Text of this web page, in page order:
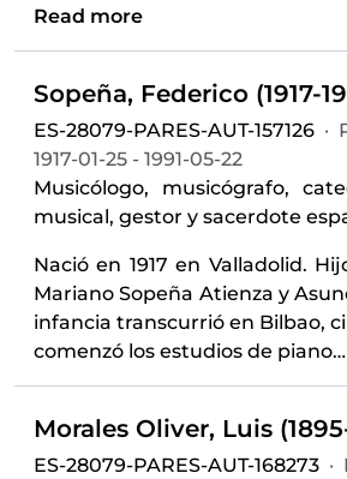
Read more
Sopeña, Federico (1917-
ES-28079-PARES-AUT-157126 ·
1917-01-25 - 1991-05-22
Musicólogo, musicógrafo,
musical, gestor y sacerdote
Nació en 1917 en Valladolid.
Mariano Sopeña Atienza y
infancia transcurrió en Bilbao,
comenzó los estudios de piano…
Morales Oliver, Luis
ES-28079-PARES-AUT-168273 ·